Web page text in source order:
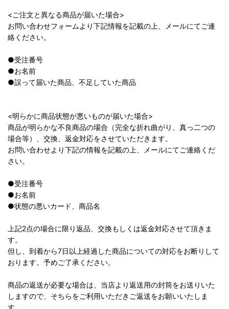
<ご注文と異なる商品が届いた場合>
お問い合わせフォームより下記情報を記載の上、メールにてご連
絡ください。
●受注番号
●お名前
●誤って届いた商品、不足していた商品
<明らかに商品状態が悪いものが届いた場合>
商品が明らかな不良商品の場合（完全な折れ曲がり、真っ二つの
場合等）、交換、返金対応をさせていただきます。
お問い合わせより下記の情報を記載の上、メールにてご連絡くだ
さい。
●受注番号
●お名前
●状態の悪いカード、商品名
上記2点の場合に限り返品、交換もしくは返金対応させて頂きま
す。
但し、到着から7日以上経過した商品についての対応をお断りして
おります。予めご了承ください。
商品の返送が必要な場合は、当店より返送用の封筒をお送りいた
しますので、そちらをご利用いただきご返送をお願いいたしま
す。